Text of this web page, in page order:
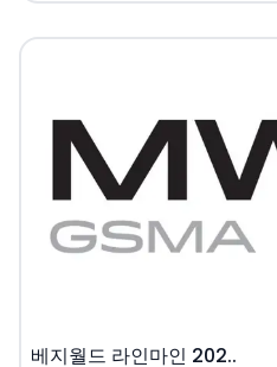
베지월드 라인마인 202..